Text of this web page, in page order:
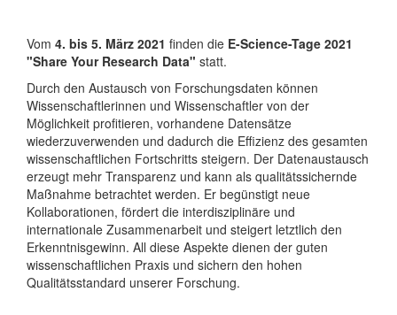
Vom 4. bis 5. März 2021 finden die E-Science-Tage 2021
"Share Your Research Data" statt.
Durch den Austausch von Forschungsdaten können
Wissenschaftlerinnen und Wissenschaftler von der
Möglichkeit profitieren, vorhandene Datensätze
wiederzuverwenden und dadurch die Effizienz des gesamten
wissenschaftlichen Fortschritts steigern. Der Datenaustausch
erzeugt mehr Transparenz und kann als qualitätssichernde
Maßnahme betrachtet werden. Er begünstigt neue
Kollaborationen, fördert die interdisziplinäre und
internationale Zusammenarbeit und steigert letztlich den
Erkenntnisgewinn. All diese Aspekte dienen der guten
wissenschaftlichen Praxis und sichern den hohen
Qualitätsstandard unserer Forschung.